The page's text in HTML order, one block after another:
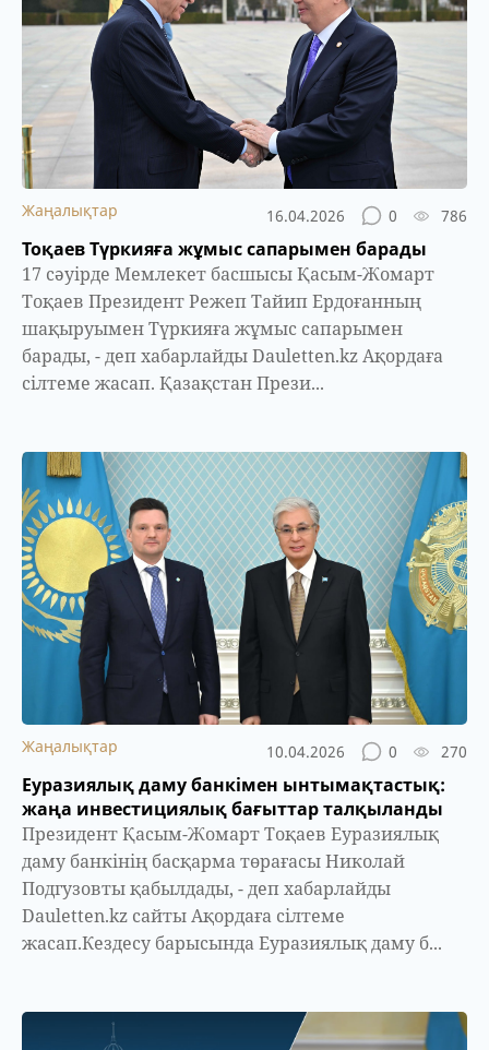
Жаңалықтар 16.04.2026 0 786
Тоқаев Түркияға жұмыс сапарымен барады
17 сәуірде Мемлекет басшысы Қасым-Жомарт
Тоқаев Президент Режеп Тайип Ердоғанның
шақыруымен Түркияға жұмыс сапарымен
барады, - деп хабарлайды Dauletten.kz Ақордаға
сілтеме жасап. Қазақстан Прези...
Жаңалықтар 10.04.2026 0 270
Еуразиялық даму банкімен ынтымақтастық:
жаңа инвестициялық бағыттар талқыланды
Президент Қасым-Жомарт Тоқаев Еуразиялық
даму банкінің басқарма төрағасы Николай
Подгузовты қабылдады, - деп хабарлайды
Dauletten.kz сайты Ақордаға сілтеме
жасап.Кездесу барысында Еуразиялық даму б...